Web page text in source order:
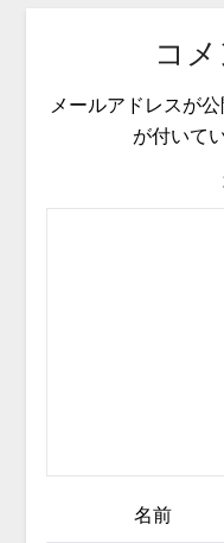
コ
メールアドレスが
が付いて
名前